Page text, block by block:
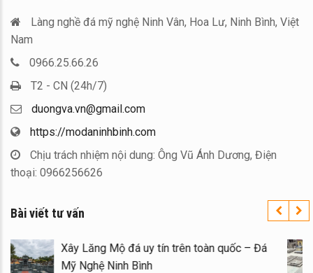
Làng nghề đá mỹ nghệ Ninh Vân, Hoa Lư, Ninh Bình, Việt
Nam
0966.25.66.26
T2 - CN (24h/7)
duongva.vn@gmail.com
https://modaninhbinh.com
Chịu trách nhiệm nội dung: Ông Vũ Ánh Dương, Điện
thoại: 0966256626
Bài viết tư vấn
Xây Lăng Mộ đá uy tín trên toàn quốc – Đá
Mỹ Nghệ Ninh Bình